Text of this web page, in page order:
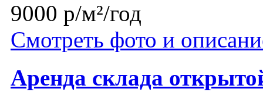
9000 р/м²/год
Смотреть фото и
Аренда склада